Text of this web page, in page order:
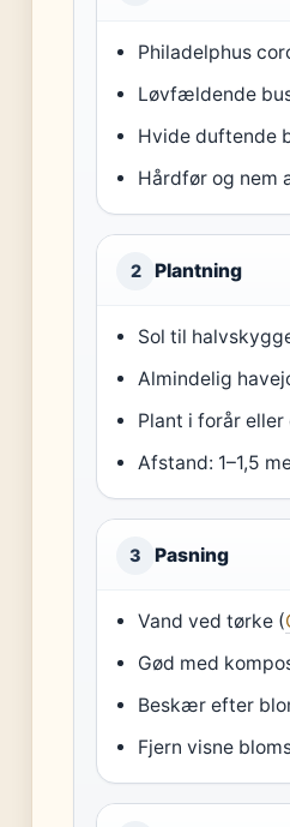
Philadelphus
Løvfældende
Hvide duftende
Hårdfør og nem
2 Plantning
Sol til
Almindelig
Plant i forår
Afstand: 1–1,5
3 Pasning
Vand ved tørke (
Gød med
Beskær efter
Fjern visne